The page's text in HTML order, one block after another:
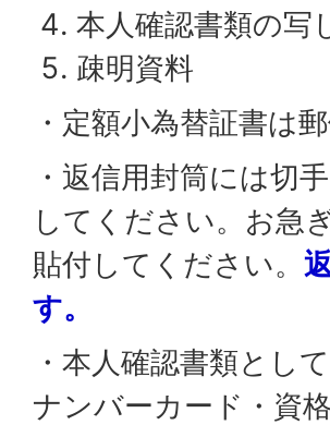
本人確認書類の写
疎明資料
・定額小為替証書は
・返信用封筒には切
してください。お急
貼付してください。
す。
・本人確認書類とし
ナンバーカード・資